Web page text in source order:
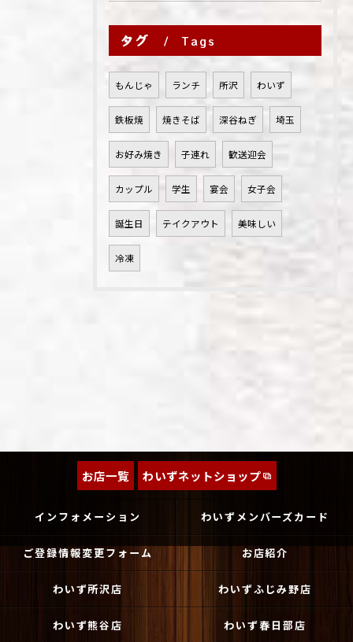
タグ Tags
もんじゃ ランチ 所沢 わいず
鉄板焼 焼きそば 深谷ねぎ 埼玉
お好み焼き 子連れ 歓送迎会
カップル 学生 宴会 女子会
誕生日 テイクアウト 美味しい
冷凍
お店一覧 わいずネットショップ
インフォメーション わいずメンバーズカード
ご登録情報変更フォーム お店紹介
わいず所沢店 わいずふじみ野店
わいず熊谷店 わいず春日部店